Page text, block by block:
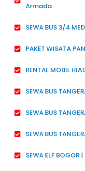
Armada
SEWA BUS 3/4
PAKET WISATA
RENTAL MOBIL
SEWA BUS
SEWA BUS
SEWA BUS
SEWA ELF BOGOR